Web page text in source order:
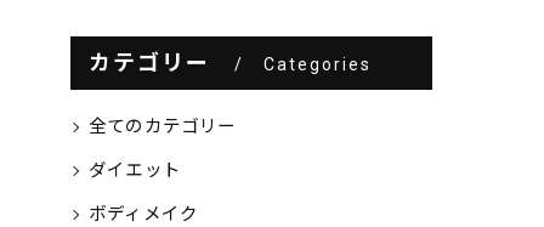
カテゴリー Categories
全てのカテゴリー
ダイエット
ボディメイク